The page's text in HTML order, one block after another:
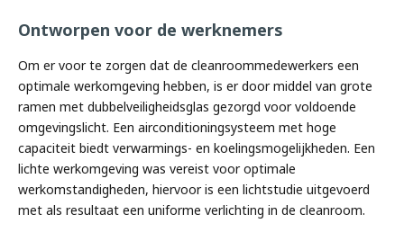
Ontworpen voor de werknemers
Om er voor te zorgen dat de cleanroommedewerkers een
optimale werkomgeving hebben, is er door middel van grote
ramen met dubbelveiligheidsglas gezorgd voor voldoende
omgevingslicht. Een airconditioningsysteem met hoge
capaciteit biedt verwarmings- en koelingsmogelijkheden. Een
lichte werkomgeving was vereist voor optimale
werkomstandigheden, hiervoor is een lichtstudie uitgevoerd
met als resultaat een uniforme verlichting in de cleanroom.